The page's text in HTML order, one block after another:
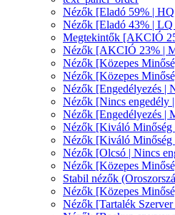
Nézők [Eladó 59% |
Nézők [Eladó 43% | LQ
Megtekintők [AKCIÓ
Nézők [AKCIÓ 23% |
Nézők [Közepes
Nézők [Közepes
Nézők [Engedélyezés |
Nézők [Nincs engedély
Nézők [Engedélyezés |
Nézők [Kiváló Minőség
Nézők [Kiváló Minőség
Nézők [Olcsó | Nincs
Nézők [Közepes
Stabil nézők
Nézők [Közepes
Nézők [Tartalék